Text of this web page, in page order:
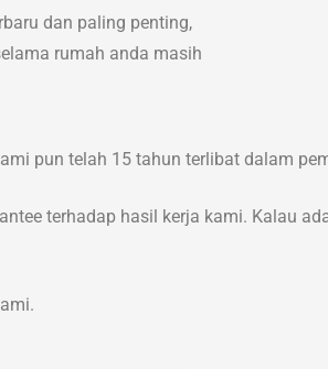
dan paling penting,
rumah anda masih
pun telah 15 tahun terlibat dalam
terhadap hasil kerja kami. Kalau